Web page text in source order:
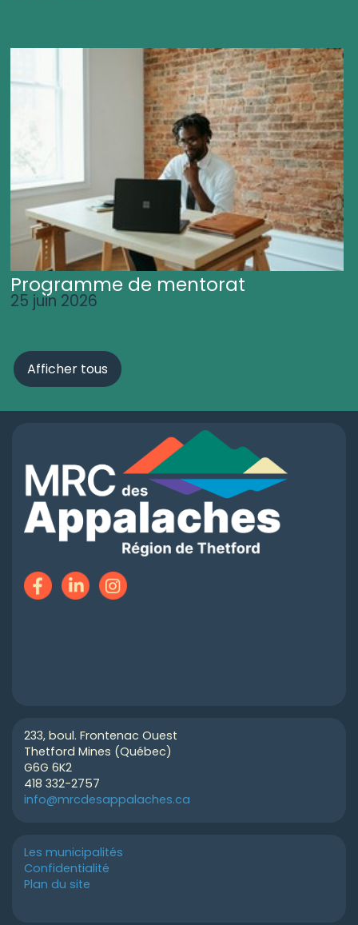
Programme de mentorat
25 juin 2026
Afficher tous
233, boul. Frontenac Ouest
Thetford Mines (Québec)
G6G 6K2
418 332-2757
info@mrcdesappalaches.ca
Les municipalités
Confidentialité
Plan du site